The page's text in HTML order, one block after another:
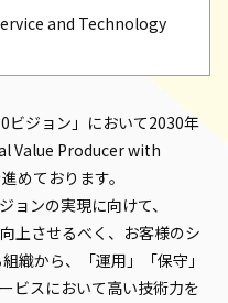
and Technology
ビジョン」において2030年
Value Producer with
めております。
ョンの実現に向けて、
上させるべく、お客様のシ
織から、「運用」「保守」
ビスにおいて高い技術力を